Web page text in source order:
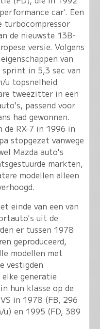
car'. Een
turbocompressor
de nieuwste 13B-
versie. Volgens
van
in 5,3 sec van
u topsnelheid
tweezitter in een
passend voor
had gewonnen.
de RX-7 in 1996 in
stopgezet vanwege
Mazda auto's
markten,
modellen alleen
einde van een van
uit de
er tussen 1978
geproduceerd,
modellen met
vestigden
generatie
hun klasse op de
in 1978 (FB, 296
en 1995 (FD, 389